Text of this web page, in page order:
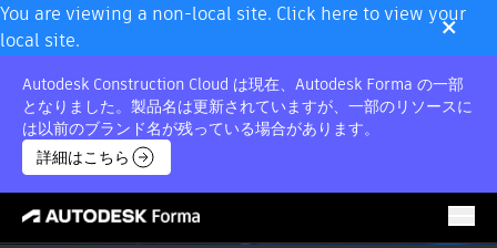
You are viewing a non-local site. Click here to view your
local site.
×
Autodesk Construction Cloud は現在、Autodesk Forma の一部
となりました。製品名は更新されていますが、一部のリソースに
は以前のブランド名が残っている場合があります。
詳細はこちら